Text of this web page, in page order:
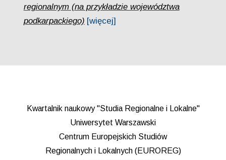
regionalnym (na przykładzie województwa
podkarpackiego) [więcej]
Kwartalnik naukowy "Studia Regionalne i Lokalne"
Uniwersytet Warszawski
Centrum Europejskich Studiów
Regionalnych i Lokalnych (EUROREG)